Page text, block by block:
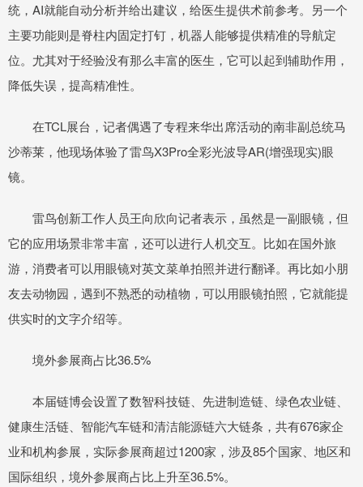
统，AI就能自动分析并给出建议，给医生提供术前参考。另一个
主要功能则是脊柱内固定打钉，机器人能够提供精准的导航定
位。尤其对于经验没有那么丰富的医生，它可以起到辅助作用，
降低失误，提高精准性。
在TCL展台，记者偶遇了专程来华出席活动的南非副总统马
沙蒂莱，他现场体验了雷鸟X3Pro全彩光波导AR(增强现实)眼
镜。
雷鸟创新工作人员王向欣向记者表示，虽然是一副眼镜，但
它的应用场景非常丰富，还可以进行人机交互。比如在国外旅
游，消费者可以用眼镜对英文菜单拍照并进行翻译。再比如小朋
友去动物园，遇到不熟悉的动植物，可以用眼镜拍照，它就能提
供实时的文字介绍等。
境外参展商占比36.5%
本届链博会设置了数智科技链、先进制造链、绿色农业链、
健康生活链、智能汽车链和清洁能源链六大链条，共有676家企
业和机构参展，实际参展商超过1200家，涉及85个国家、地区和
国际组织，境外参展商占比上升至36.5%。